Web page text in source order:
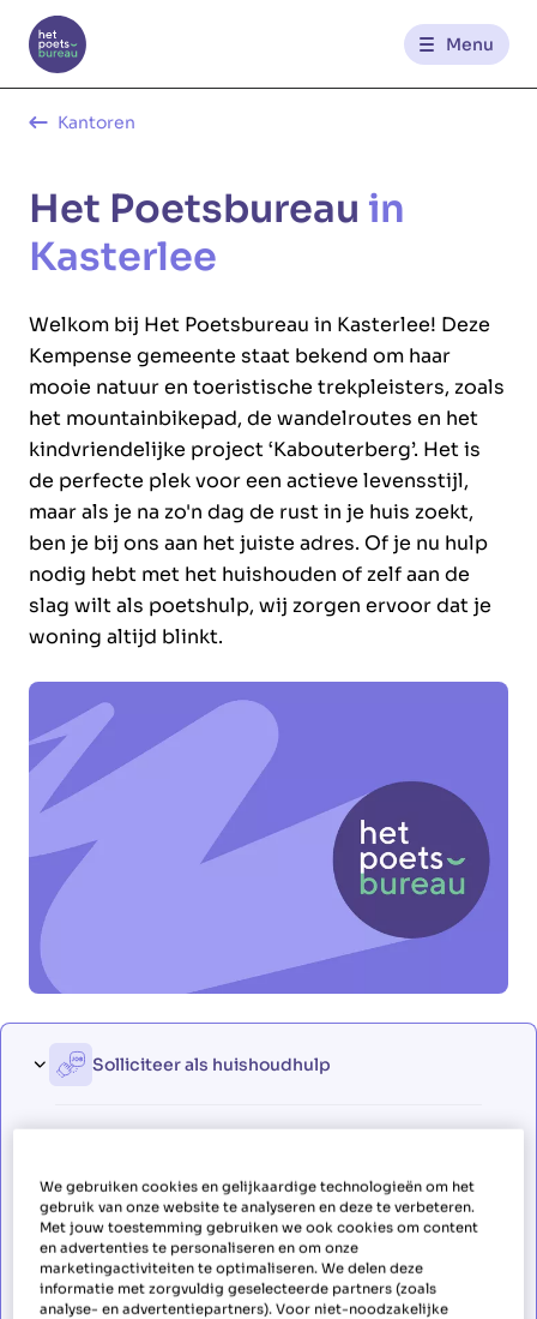
Menu
Glowi Glowi Jobs Het Poetsbureau
NL FR
Kantoren
Werknemerszone
Klantenzone
Kantoren
Het Poetsbureau in
Kasterlee
Welkom bij Het Poetsbureau in Kasterlee! Deze
Kempense gemeente staat bekend om haar
mooie natuur en toeristische trekpleisters, zoals
het mountainbikepad, de wandelroutes en het
kindvriendelijke project ‘Kabouterberg’. Het is
de perfecte plek voor een actieve levensstijl,
maar als je na zo'n dag de rust in je huis zoekt,
ben je bij ons aan het juiste adres. Of je nu hulp
nodig hebt met het huishouden of zelf aan de
slag wilt als poetshulp, wij zorgen ervoor dat je
woning altijd blinkt.
Solliciteer als huishoudhulp
Solliciteer als huishoudhulp in
regio Kasterlee
Voornaam
We gebruiken cookies en gelijkaardige technologieën om het
gebruik van onze website te analyseren en deze te verbeteren.
Met jouw toestemming gebruiken we ook cookies om content
en advertenties te personaliseren en om onze
marketingactiviteiten te optimaliseren. We delen deze
informatie met zorgvuldig geselecteerde partners (zoals
analyse- en advertentiepartners). Voor niet-noodzakelijke